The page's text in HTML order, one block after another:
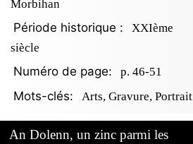
Morbihan
Période historique :
XXIème
siècle
Numéro de page: p. 46-51
Mots-clés: Arts, Gravure, Portrait
An Dolenn, un zinc parmi les